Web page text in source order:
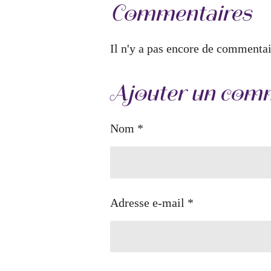
Commentaires
Il n'y a pas encore de
Ajouter un
Nom *
Adresse e-mail *